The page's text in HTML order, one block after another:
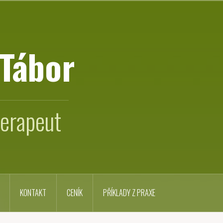
KONTAKT CENÍK PŘÍKLADY Z PRAXE